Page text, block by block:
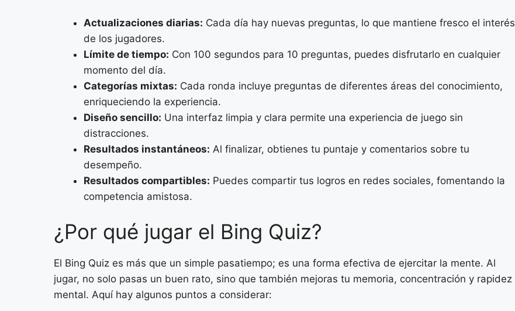
Actualizaciones diarias: Cada día hay nuevas preguntas, lo que mantiene fresco el interés
de los jugadores.
Límite de tiempo: Con 100 segundos para 10 preguntas, puedes disfrutarlo en cualquier
momento del día.
Categorías mixtas: Cada ronda incluye preguntas de diferentes áreas del conocimiento,
enriqueciendo la experiencia.
Diseño sencillo: Una interfaz limpia y clara permite una experiencia de juego sin
distracciones.
Resultados instantáneos: Al finalizar, obtienes tu puntaje y comentarios sobre tu
desempeño.
Resultados compartibles: Puedes compartir tus logros en redes sociales, fomentando la
competencia amistosa.
¿Por qué jugar el Bing Quiz?
El Bing Quiz es más que un simple pasatiempo; es una forma efectiva de ejercitar la mente. Al
jugar, no solo pasas un buen rato, sino que también mejoras tu memoria, concentración y rapidez
mental. Aquí hay algunos puntos a considerar: